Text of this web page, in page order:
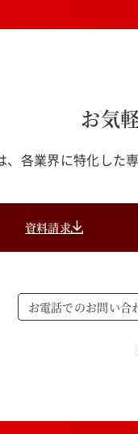
お気
、各業界に特化した
資料請求
お電話でのお問い合